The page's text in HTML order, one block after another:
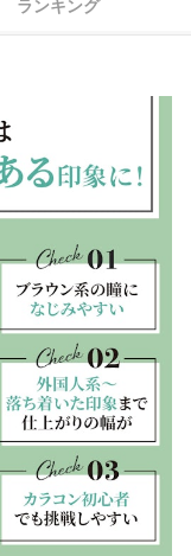
ース
シュテラ ワンデー
ェイドオリーブ
デーカラー
ー
ー
め
ランキング